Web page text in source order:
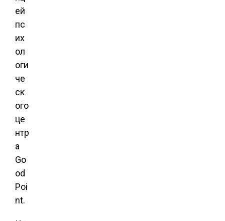
ей
пс
их
ол
оги
че
ск
ого
це
нтр
а
Go
od
Poi
nt.